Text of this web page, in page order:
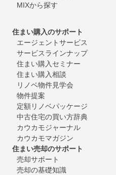
MIXから探す
住まい購入のサポート
エージェントサービス
サービスラインナップ
住まい購入セミナー
住まい購入相談
リノベ物件見学会
物件提案
定額リノベパッケージ
中古住宅の買い方辞典
カウカモジャーナル
カウカモマガジン
住まい売却のサポート
売却サポート
売却の基礎知識